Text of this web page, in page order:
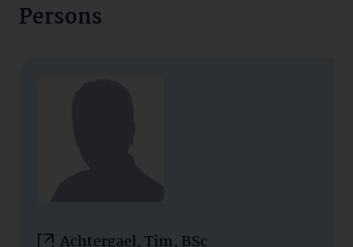
Persons
Achtergael, Tim, BSc